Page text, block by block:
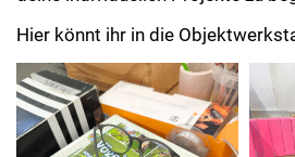
Hier könnt ihr in die